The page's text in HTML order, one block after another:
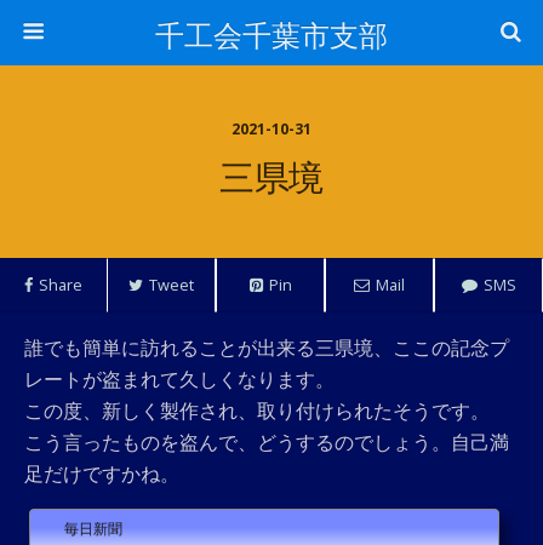
千工会千葉市支部
2021-10-31
三県境
Share Tweet Pin Mail SMS
誰でも簡単に訪れることが出来る三県境、ここの記念プ
レートが盗まれて久しくなります。
この度、新しく製作され、取り付けられたそうです。
こう言ったものを盗んで、どうするのでしょう。自己満
足だけですかね。
毎日新聞